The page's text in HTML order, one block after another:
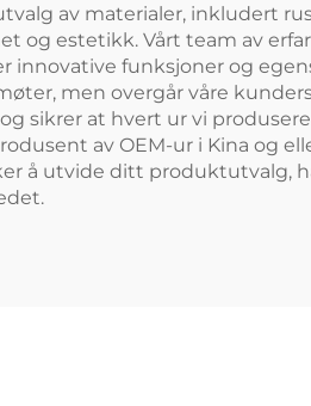
av materialer, inkludert
og estetikk. Vårt team av
innovative funksjoner og
men overgår våre
sikrer at hvert ur vi
av OEM-ur i Kina og
å utvide ditt produktutvalg,